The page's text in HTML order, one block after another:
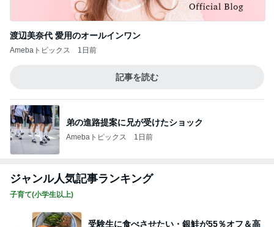
渡辺美奈代 愛用のオールインワン
Amebaトピックス 1日前
記事を読む
弟の進路提案に兄が受けたショック
Amebaトピックス 1日前
ジャンル人気記事ランキング
子育て(小学生以上)
受験生に食べさせたい・銀鮭が55％オフ＆高